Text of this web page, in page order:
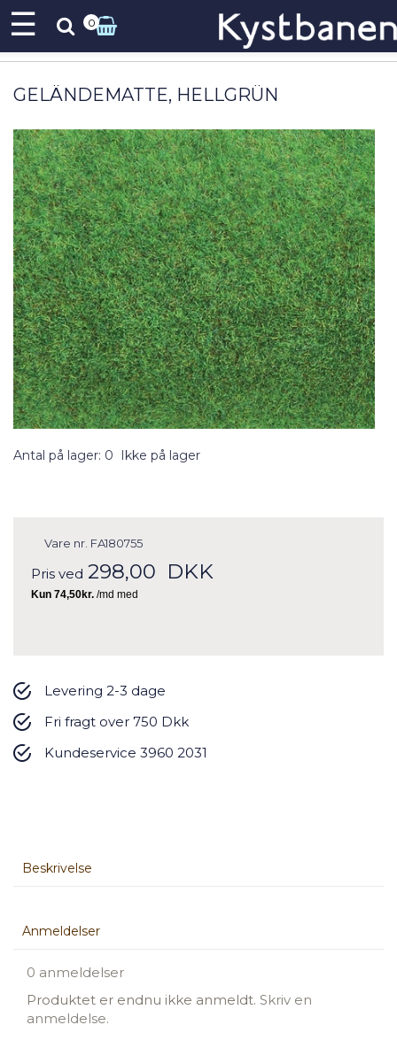
☰ 0
GELÄNDEMATTE, HELLGRÜN
Antal på lager: 0 Ikke på lager
Vare nr. FA180755
Pris ved 298,00 DKK
Levering 2-3 dage
Fri fragt over 750 Dkk
Kundeservice 3960 2031
Beskrivelse
Anmeldelser
0 anmeldelser
Produktet er endnu ikke anmeldt. Skriv en
anmeldelse.